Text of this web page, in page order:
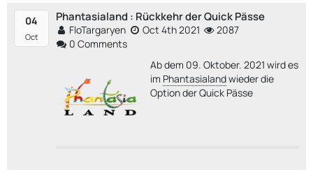
04
Oct
Phantasialand : Rückkehr der Quick Pässe
FloTargaryen Oct 4th 2021
2087
0 Comments
Ab dem 09. Oktober. 2021 wird es
im Phantasialandwieder die
Option der Quick Pässe